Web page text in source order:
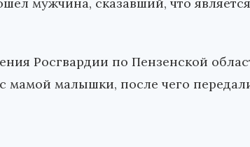
Росгвардии по Пензенской
мамой малышки, после чего